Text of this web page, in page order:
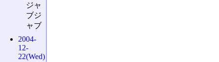
ジャ
ブジ
ャブ
2004-
12-
22(Wed)